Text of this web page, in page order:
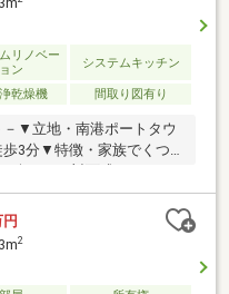
リノベー
ン
システムキッチン
乾燥機 間取り図有り
－▼立地・南港ポートタウ
歩3分▼特徴・家族でくつ
洋室約5.2帖はキッズスペ
ルコニー仕様につき通風良
ム済【交換】キッチン、
全居室クロス・フローリ
ショナル南港店 徒歩5分
2